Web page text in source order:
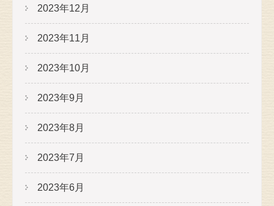
2023年12月
2023年11月
2023年10月
2023年9月
2023年8月
2023年7月
2023年6月